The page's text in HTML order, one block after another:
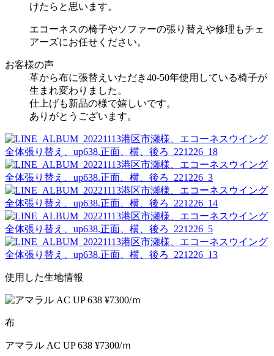
けたらと思います。
エコーネスの椅子やソファーの張り替えや修理もチェ
アーズにお任せください。
お客様の声
革から布に張替えいただき40-50年使用している椅子が
生まれ変わりました。
仕上げも新品の様で嬉しいです。
ありがとうございます。
使用した生地情報
布
アマラル AC UP 638 ¥7300/ｍ